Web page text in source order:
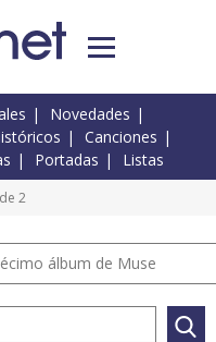
Novedades
Canciones
Portadas Listas
2
álbum de Muse